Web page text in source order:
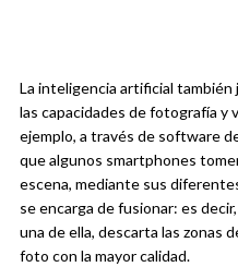
La inteligencia artificial
las capacidades de fotografía y
ejemplo, a través de software
que algunos smartphones
escena, mediante sus
se encarga de fusionar: es
una de ella, descarta las zonas
foto con la mayor calidad.